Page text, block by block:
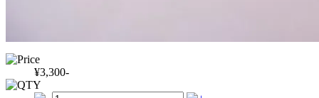
¥3,300-